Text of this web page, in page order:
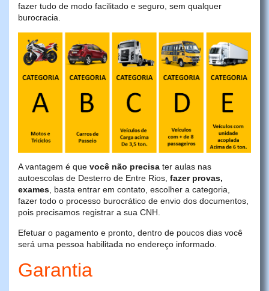
fazer tudo de modo facilitado e seguro, sem qualquer
burocracia.
A vantagem é que você não precisa ter aulas nas
autoescolas de Desterro de Entre Rios, fazer provas,
exames, basta entrar em contato, escolher a categoria,
fazer todo o processo burocrático de envio dos documentos,
pois precisamos registrar a sua CNH.
Efetuar o pagamento e pronto, dentro de poucos dias você
será uma pessoa habilitada no endereço informado.
Garantia